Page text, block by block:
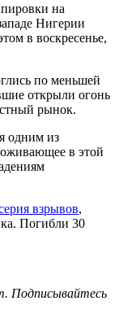
на
Нигерии
в воскресенье,
по меньшей
открыли огонь
рынок.
одним из
в этой
взрывов,
Погибли 30
Подписывайтесь